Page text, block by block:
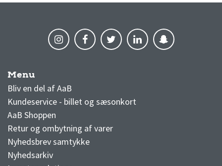
Menu
Bliv en del af AaB
Kundeservice - billet og sæsonkort
AaB Shoppen
Retur og ombytning af varer
Nyhedsbrev samtykke
Nyhedsarkiv